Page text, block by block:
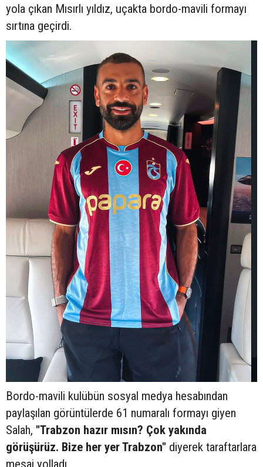
yola çıkan Mısırlı yıldız, uçakta bordo-mavili formayı
sırtına geçirdi.
Bordo-mavili kulübün sosyal medya hesabından
paylaşılan görüntülerde 61 numaralı formayı giyen
Salah, "Trabzon hazır mısın? Çok yakında
görüşürüz. Bize her yer Trabzon" diyerek taraftarlara
mesaj yolladı.